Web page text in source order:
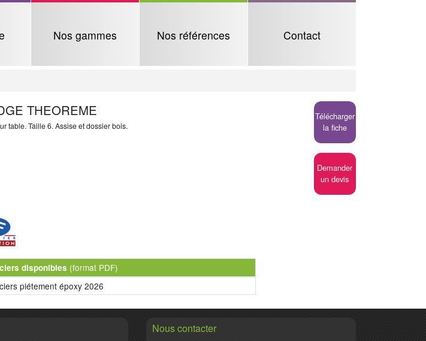
Nos gammes Nos références Contact
THEOREME
table. Taille 6. Assise et dossier bois.
Télécharger
la fiche
Demander
un devis
disponibles (format PDF)
piétement époxy 2026
Nous contacter